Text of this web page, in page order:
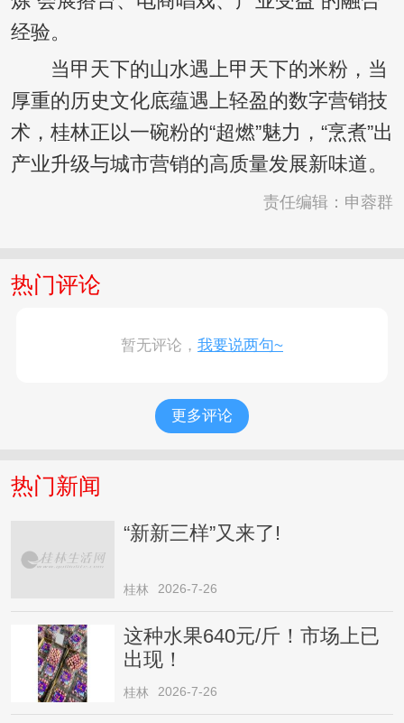
经验。
当甲天下的山水遇上甲天下的米粉，当
厚重的历史文化底蕴遇上轻盈的数字营销技
术，桂林正以一碗粉的“超燃”魅力，“烹煮”出
产业升级与城市营销的高质量发展新味道。
责任编辑：申蓉群
热门评论
暂无评论， 我要说两句~
更多评论
热门新闻
“新新三样”又来了!
桂林 2026-7-26
这种水果640元/斤！市场上已
出现！
桂林 2026-7-26